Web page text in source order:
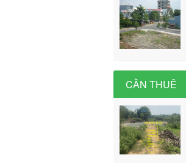
CẦN THUÊ